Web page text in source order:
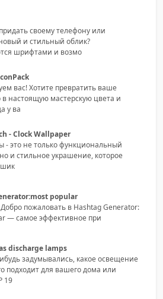
своему телефону или
и стильный облик?
шрифтами и возмо
вас! Хотите превратить ваше
в настоящую мастерскую цвета и
у ва
- Clock Wallpaper
- это не только функциональный
и стильное украшение, которое
шик
popular
пожаловать в Hashtag Generator:
— самое эффективное при
discharge lamps
задумывались, какое освещение
подходит для вашего дома или
19